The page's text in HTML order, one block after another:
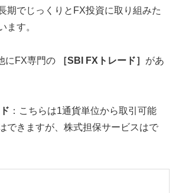
期でじっくりとFX投資に取り組みた
ます。
にFX専門の ［SBI FXトレード］ があ
：こちらは1通貨単位から取引可能
できますが、株式担保サービスはで